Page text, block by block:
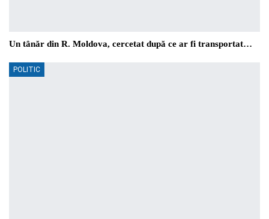
Un tânăr din R. Moldova, cercetat după ce ar fi transportat…
POLITIC